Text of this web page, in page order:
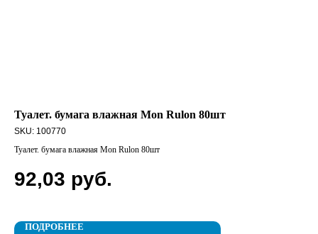
Туалет. бумага влажная Mon Rulon 80шт
SKU: 100770
Туалет. бумага влажная Mon Rulon 80шт
92,03 руб.
ПОДРОБНЕЕ